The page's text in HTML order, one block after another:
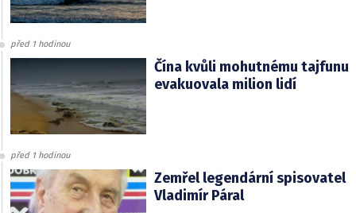
před 1 hodinou
Čína kvůli mohutnému tajfunu
evakuovala milion lidí
před 1 hodinou
Zemřel legendární spisovatel
Vladimír Páral